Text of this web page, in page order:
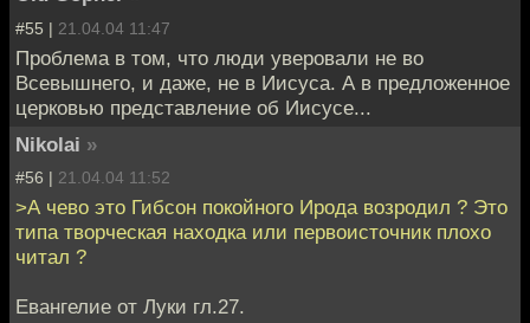
#55 | 21.04.04 11:47
Проблема в том, что люди уверовали не во
Всевышнего, и даже, не в Иисуса. А в предложенное
церковью представление об Иисусе...
Nikolai »
#56 | 21.04.04 11:52
>А чево это Гибсон покойного Ирода возродил ? Это
типа творческая находка или первоисточник плохо
читал ?
Евангелие от Луки гл.27.